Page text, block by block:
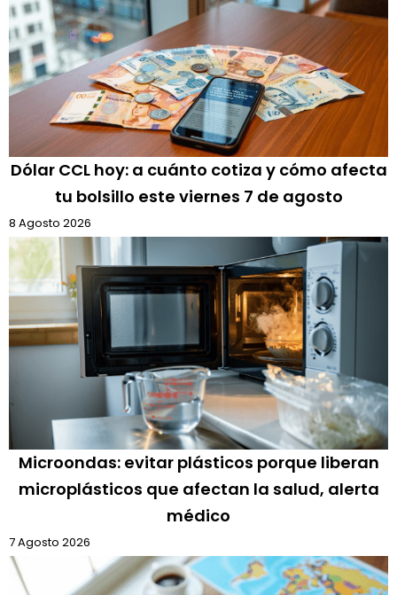
Dólar CCL hoy: a cuánto cotiza y cómo afecta
tu bolsillo este viernes 7 de agosto
8 Agosto 2026
Microondas: evitar plásticos porque liberan
microplásticos que afectan la salud, alerta
médico
7 Agosto 2026